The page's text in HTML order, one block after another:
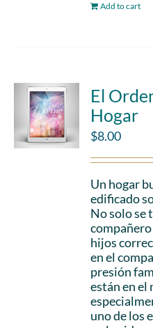
Add to cart
El
Hogar
$8.00
Un hogar
edificado
No solo se
hijos
en el
presión
están en el
uno de los